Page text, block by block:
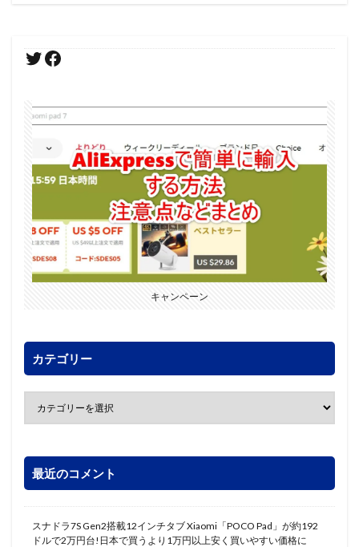
キャンペーン
カテゴリー
最近のコメント
スナドラ7S Gen2搭載12インチタブ Xiaomi「POCO Pad」が約192
ドルで2万円台!日本で買うより1万円以上安く買いやすい価格に